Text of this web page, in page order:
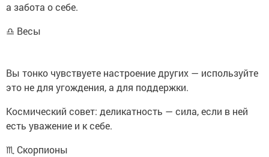
а забота о себе.
♎ Весы
Вы тонко чувствуете настроение других — используйте
это не для угождения, а для поддержки.
Космический совет: деликатность — сила, если в ней
есть уважение и к себе.
♏ Скорпионы